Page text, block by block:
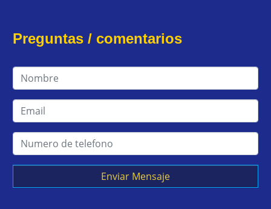
Preguntas / comentarios
Enviar Mensaje